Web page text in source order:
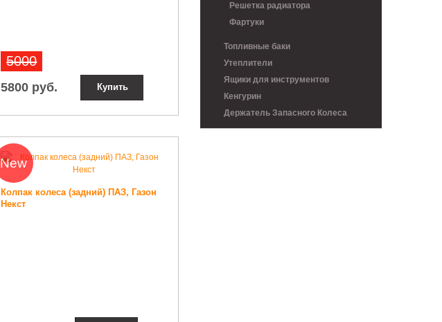
5000
5800 руб. Купить
New
Колпак колеса (задний) ПАЗ, Газон
Некст
Решетка радиатора
Фартуки
Топливные баки
Утеплители
Ящики для инструментов
Кенгурин
Держатель Запасного Колеса